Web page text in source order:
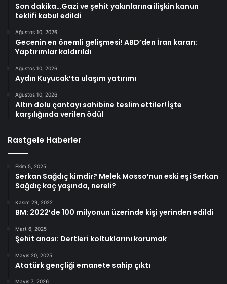
Son dakika…Gazi ve şehit yakınlarına ilişkin kanun
teklifi kabul edildi
Ağustos 10, 2026
Gecenin en önemli gelişmesi! ABD’den İran kararı:
Yaptırımlar kaldırıldı
Ağustos 10, 2026
Aydın Kuyucak’ta ulaşım yatırımı
Ağustos 10, 2026
Altın dolu çantayı sahibine teslim ettiler! İşte
karşılığında verilen ödül
Rastgele Haberler
Ekim 5, 2025
Serkan Sağdıç kimdir? Melek Mosso’nun eski eşi Serkan
Sağdıç kaç yaşında, nereli?
Kasım 29, 2022
BM: 2022’de 100 milyonun üzerinde kişi yerinden edildi
Mart 6, 2025
Şehit anası: Dertleri koltuklarını korumak
Mayıs 20, 2025
Atatürk gençliği emanete sahip çıktı
Mayıs 7, 2026